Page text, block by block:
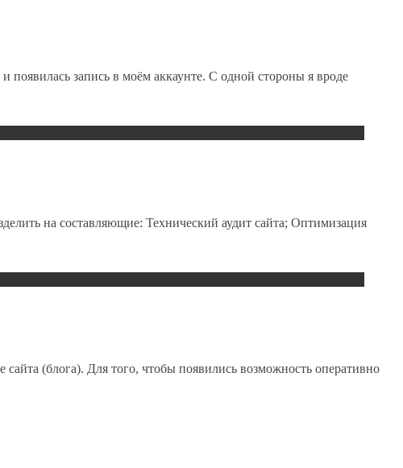
появилась запись в моём аккаунте. С одной стороны я вроде
на составляющие: Технический аудит сайта; Оптимизация
(блога). Для того, чтобы появились возможность оперативно